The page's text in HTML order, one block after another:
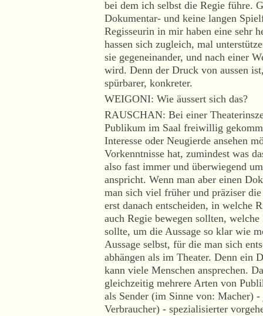
bei dem ich selbst die Regie führe.
Dokumentar- und keine langen
Regisseurin in mir haben eine sehr
hassen sich zugleich, mal
sie gegeneinander, und nach einer
wird. Denn der Druck von aussen
spürbarer, konkreter.
WEIGONI: Wie äussert sich das?
RAUSCHAN: Bei einer
Publikum im Saal freiwillig
Interesse oder Neugierde ansehen
Vorkenntnisse hat, zumindest was
also fast immer und überwiegend
anspricht. Wenn man aber einen
man sich viel früher und präziser
erst danach entscheiden, in welche
auch Regie bewegen sollten,
sollte, um die Aussage so klar wie
Aussage selbst, für die man sich
abhängen als im Theater. Denn ein
kann viele Menschen ansprechen.
gleichzeitig mehrere Arten von
als Sender (im Sinne von: Macher)
Verbraucher) - spezialisierter